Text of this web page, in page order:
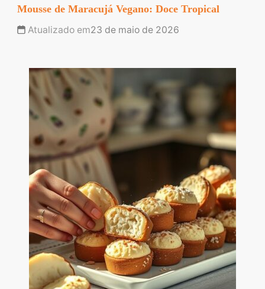
Mousse de Maracujá Vegano: Doce Tropical
Atualizado em23 de maio de 2026